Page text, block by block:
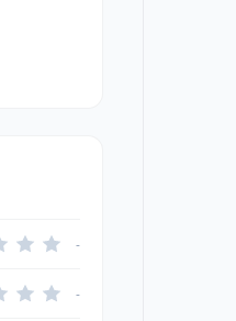
-
-